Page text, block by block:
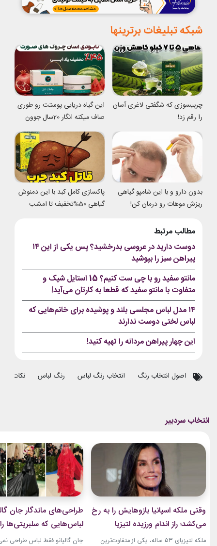
شبکه تبلیغات برترینها
چربیسوزی که شگفتی لاغری آسان
را رقم زد!
این گیاه دریایی پوستت رو طوری
صاف میکنه انگار 20سال جوون
شدی
بدون دارو و با این شامپو گیاهی
ریزش موهات رو درمان کن!
پاکسازی کامل کبد با این دمنوش
گیاهی 50%تخفیف تا امشب
مطالب مرتبط
دوست دارید در عروسی بدرخشید؟ پس یکی از این ۱۴
پیراهن سبز را بپوشید
مانتو سفید رو با چی ست کنیم؟ 15 استایل شیک و
متفاوت با مانتو سفید که قطعا به کارتان می‌آید!
۱۴ مدل لباس مجلسی بلند و پوشیده برای خانم‌هایی که
لباس لختی دوست ندارند
این چهار پیراهن مردانه را تهیه کنید!
اصول انتخاب رنگ انتخاب رنگ لباس رنگ لباس نکات
وقتی ملکه اسپانیا بازوهایش را به رخ
می‌کشد؛ راز اندام ورزیده لتیزیا
چیست؟
ملکه لتیزیای ۵۳ ساله، یکی از متفاوت‌ترین
طراحی‌های ماندگار جان
لباس‌هایی که سلبریتی‌ها
مد بردند
جان گالیانو فقط لباس طراحی